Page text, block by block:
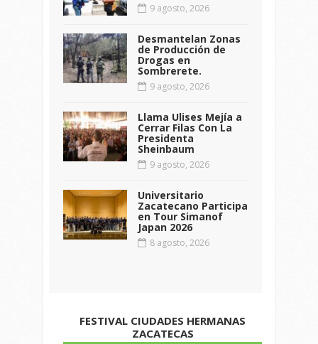
9 agosto, 2026
Desmantelan Zonas
de Producción de
Drogas en
Sombrerete.
9 agosto, 2026
Llama Ulises Mejía a
Cerrar Filas Con La
Presidenta
Sheinbaum
9 agosto, 2026
Universitario
Zacatecano Participa
en Tour Simanof
Japan 2026
8 agosto, 2026
FESTIVAL CIUDADES HERMANAS
ZACATECAS